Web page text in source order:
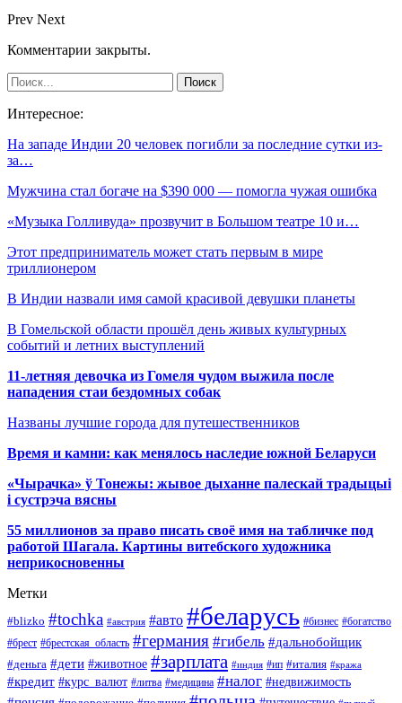
Prev Next
Комментарии закрыты.
Интересное:
На западе Индии 20 человек погибли за последние сутки из-
за…
Мужчина стал богаче на $390 000 — помогла чужая ошибка
«Музыка Голливуда» прозвучит в Большом театре 10 и…
Этот предприниматель может стать первым в мире
триллионером
В Индии назвали имя самой красивой девушки планеты
В Гомельской области прошёл день живых культурных
событий и летних выступлений
11-летняя девочка из Гомеля чудом выжила после
нападения стаи бездомных собак
Названы лучшие города для путешественников
Время и камни: как менялось наследие южной Беларуси
«Чырачка» ў Тонежы: жывое дыханне палескай традыцыі
і сустрэча вясны
55 миллионов за право писать своё имя на табличке под
работой Шагала. Картины витебского художника
неприкосновенны
Метки
#blizko #tochka #австрия #авто #беларусь #бизнес #богатство
#брест #брестская_область #германия #гибель #дальнобойщик
#деньга #дети #животное #зарплата #индия #ип #италия #кража
#кредит #курс_валют #литва #медицина #налог #недвижимость